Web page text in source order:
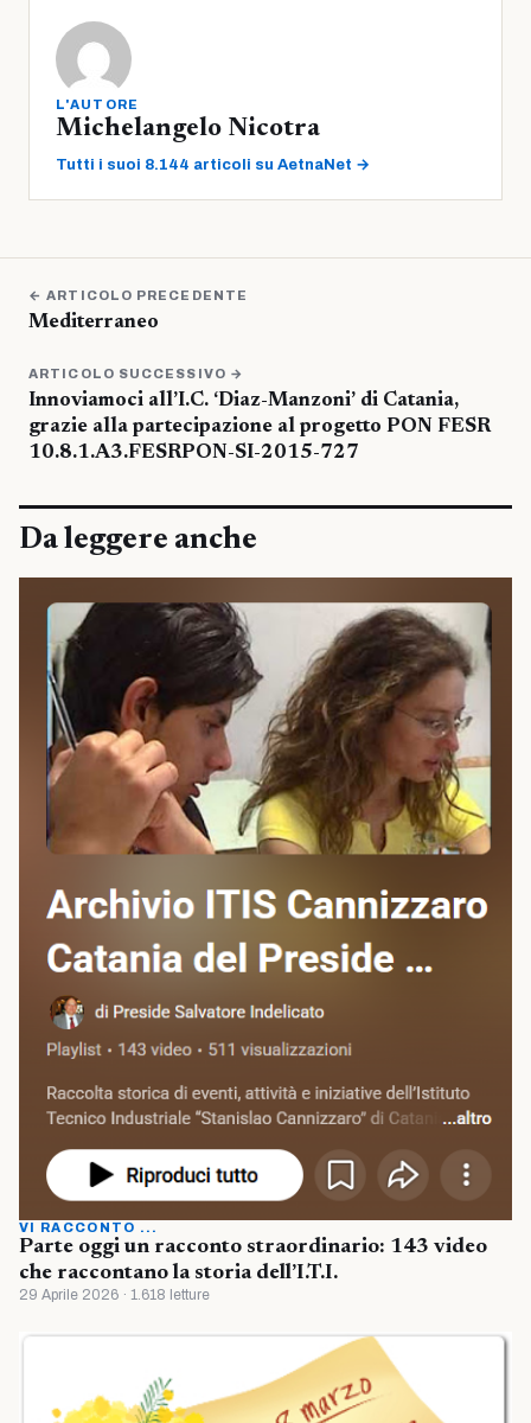
L'AUTORE
Michelangelo Nicotra
Tutti i suoi 8.144 articoli su AetnaNet →
← ARTICOLO PRECEDENTE
Mediterraneo
ARTICOLO SUCCESSIVO →
Innoviamoci all’I.C. ‘Diaz-Manzoni’ di Catania,
grazie alla partecipazione al progetto PON FESR
10.8.1.A3.FESRPON-SI-2015-727
Da leggere anche
VI RACCONTO ...
Parte oggi un racconto straordinario: 143 video
che raccontano la storia dell’I.T.I.
29 Aprile 2026 · 1.618 letture